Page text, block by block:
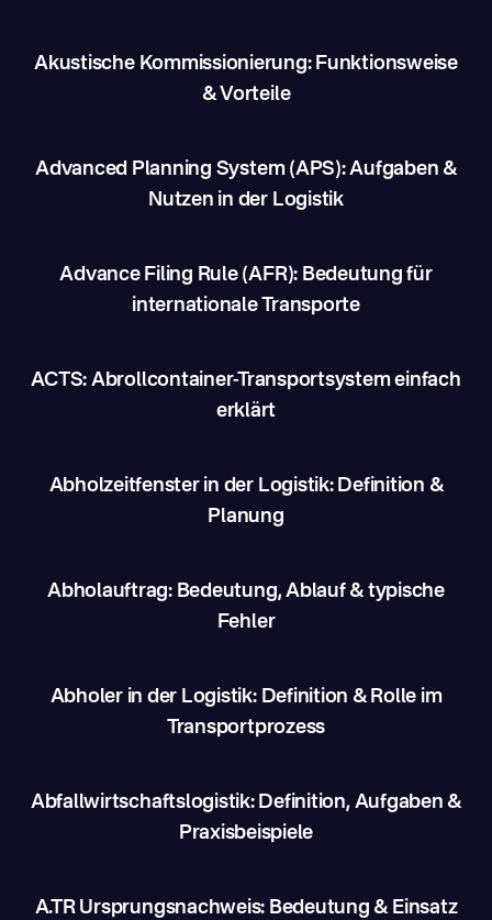
Akustische Kommissionierung: Funktionsweise
& Vorteile
Advanced Planning System (APS): Aufgaben &
Nutzen in der Logistik
Advance Filing Rule (AFR): Bedeutung für
internationale Transporte
ACTS: Abrollcontainer-Transportsystem einfach
erklärt
Abholzeitfenster in der Logistik: Definition &
Planung
Abholauftrag: Bedeutung, Ablauf & typische
Fehler
Abholer in der Logistik: Definition & Rolle im
Transportprozess
Abfallwirtschaftslogistik: Definition, Aufgaben &
Praxisbeispiele
A.TR Ursprungsnachweis: Bedeutung & Einsatz